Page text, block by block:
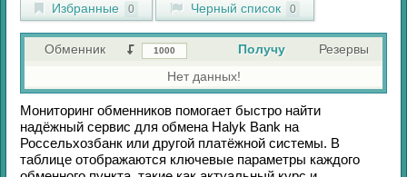
Избранные 0 Черный список 0
Обменник Получу
Резервы
Нет данных!
Мониторинг обменников помогает быстро найти
надёжный сервис для обмена Halyk Bank на
Россельхозбанк или другой платёжной системы. В
таблице отображаются ключевые параметры каждого